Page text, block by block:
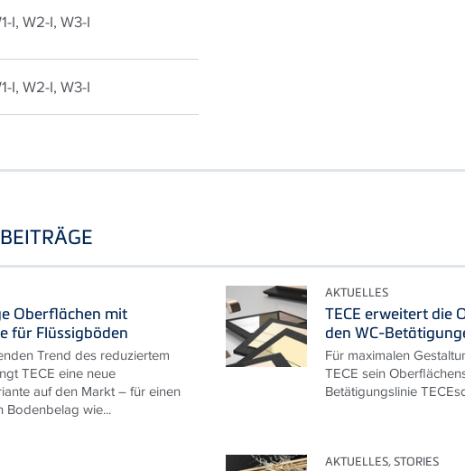
I, W2-I, W3-I
I, W2-I, W3-I
Oberflächen mit
für Flüssigböden
Trend des reduziertem
TECE eine neue
auf den Markt – für einen
Bodenbelag wie...
AKTUELLES
TECE erweitert die
den WC-
Für maximalen
TECE sein
Betätigungslinie
AKTUELLES, STORIES